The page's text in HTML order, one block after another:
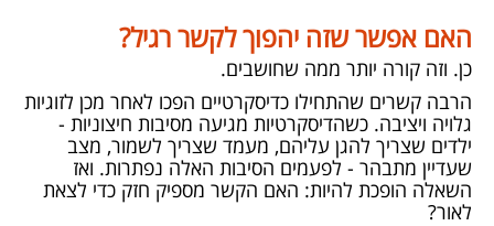
האם אפשר שזה יהפוך לקשר רגיל?
כן. וזה קורה יותר ממה שחושבים.
הרבה קשרים שהתחילו כדיסקרטיים הפכו לאחר מכן לזוגיות
גלויה ויציבה. כשהדיסקרטיות מגיעה מסיבות חיצוניות -
ילדים שצריך להגן עליהם, מעמד שצריך לשמור, מצב
שעדיין מתבהר - לפעמים הסיבות האלה נפתרות. ואז
השאלה הופכת להיות: האם הקשר מספיק חזק כדי לצאת
לאור?